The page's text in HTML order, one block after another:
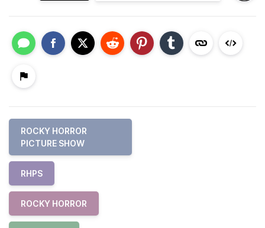
ROCKY HORROR
PICTURE SHOW
RHPS
ROCKY HORROR